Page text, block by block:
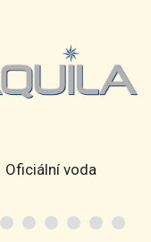
Oficiální voda